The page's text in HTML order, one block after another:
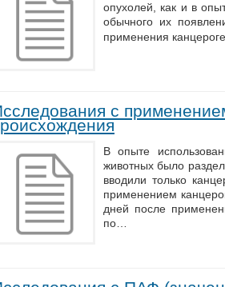
опухолей, как и в
обычного их
применения
с
В опыте
животных было
вводили только
применением
дней после
по…